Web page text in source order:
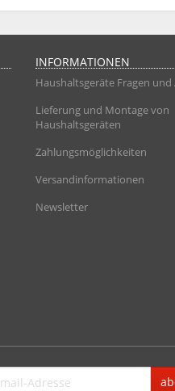
INFORMATIONEN
Haushaltsgeräte Fragen
Lieferung und Montage von
Haushaltsgeräten
Zahlungsmöglichkeiten
Versandinformationen
Newsletter